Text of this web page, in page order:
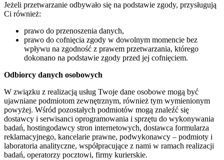
Jeżeli przetwarzanie odbywało się na podstawie zgody, przysługują
Ci również:
prawo do przenoszenia danych,
prawo do cofnięcia zgody w dowolnym momencie bez
wpływu na zgodność z prawem przetwarzania, którego
dokonano na podstawie zgody przed jej cofnięciem.
Odbiorcy danych osobowych
W związku z realizacją usług Twoje dane osobowe mogą być
ujawniane podmiotom zewnętrznym, również tym wymienionym
powyżej. Wśród pozostałych podmiotów mogą znaleźć się
dostawcy i serwisanci oprogramowania i sprzętu do wykonywania
badań, hostingodawcy stron internetowych, dostawca formularza
reklamacyjnego, kancelarie prawne, podwykonawcy – podmioty i
laboratoria analityczne, współpracujące z nami w ramach realizacji
badań, operatorzy pocztowi, firmy kurierskie.